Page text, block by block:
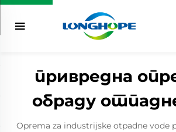
привредна
обраду
Oprema za industrijske otpadne vode